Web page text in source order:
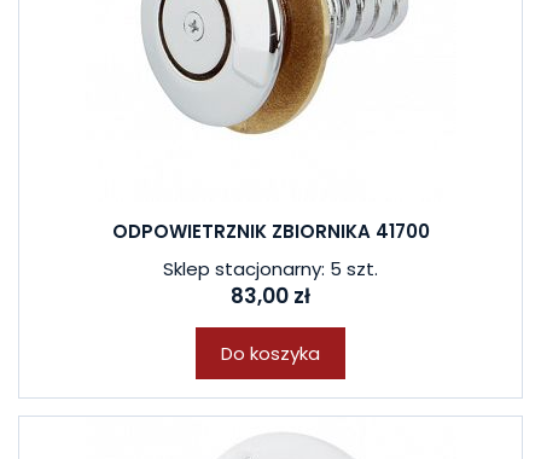
ODPOWIETRZNIK ZBIORNIKA 41700
Sklep stacjonarny: 5 szt.
83,00 zł
Do koszyka